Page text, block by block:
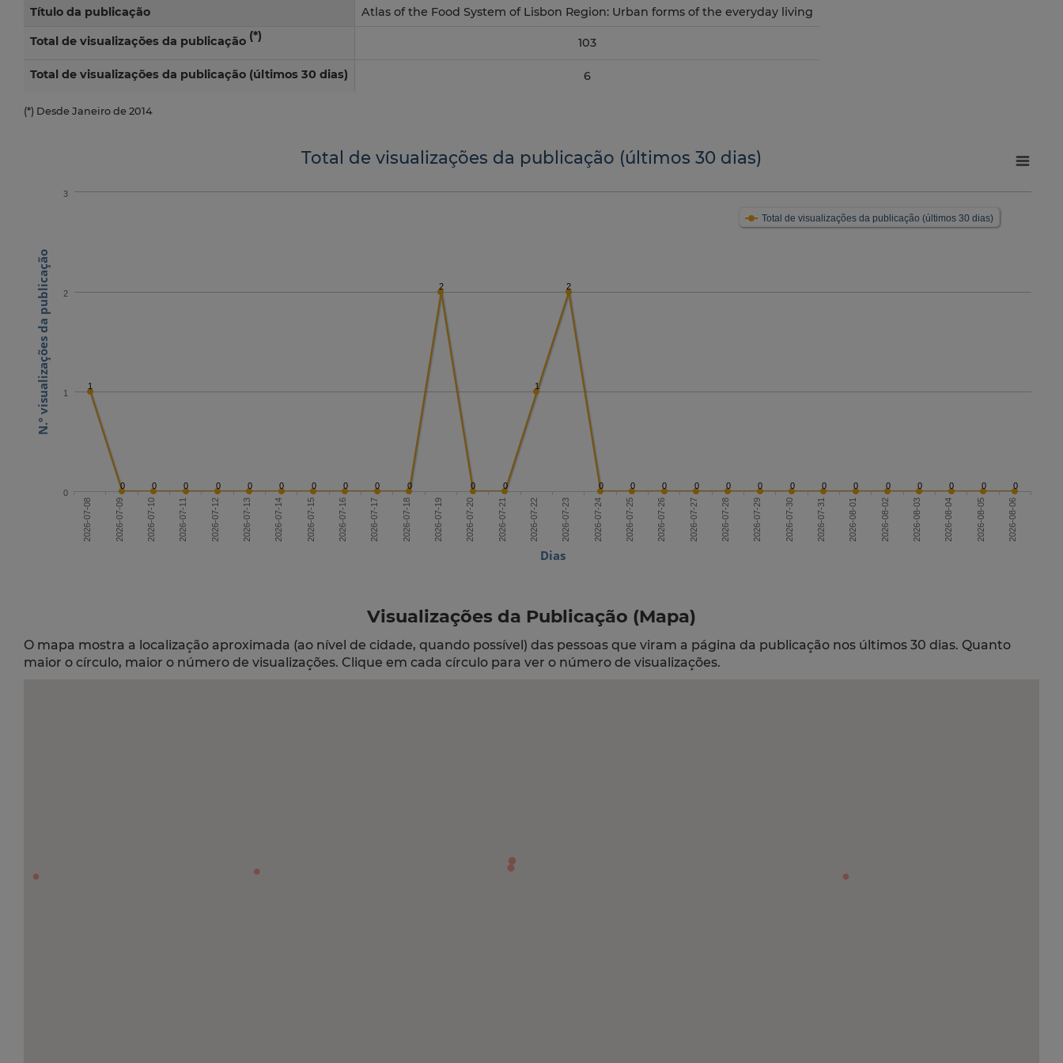
Título da publicação Atlas of the Food System of Lisbon Region: Urban forms of the everyday living
Total de visualizações da publicação (*)
103
Total de visualizações da publicação (últimos 30 dias) 6
(*) Desde Janeiro de 2014
Dias
N.º visualizações da publicação
Total de visualizações da publicação (últimos 30 dias)
1
0 0 0 0 0 0 0 0 0 0
2
0 0
1
2
0 0 0 0 0 0 0 0 0 0 0 0 0 0
Total de visualizações da publicação (últimos 30 dias)
2026-07-08 2026-07-09 2026-07-10 2026-07-11 2026-07-12 2026-07-13 2026-07-14 2026-07-15 2026-07-16 2026-07-17 2026-07-18 2026-07-19 2026-07-20 2026-07-21 2026-07-22 2026-07-23 2026-07-24 2026-07-25 2026-07-26 2026-07-27 2026-07-28 2026-07-29 2026-07-30 2026-07-31 2026-08-01 2026-08-02 2026-08-03 2026-08-04 2026-08-05 2026-08-06
0
1
2
3
Visualizações da Publicação (Mapa)
O mapa mostra a localização aproximada (ao nível de cidade, quando possível) das pessoas que viram a página da publicação nos últimos 30 dias. Quanto
maior o círculo, maior o número de visualizações. Clique em cada círculo para ver o número de visualizações.